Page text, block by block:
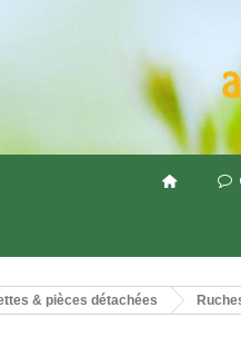
& pièces détachées